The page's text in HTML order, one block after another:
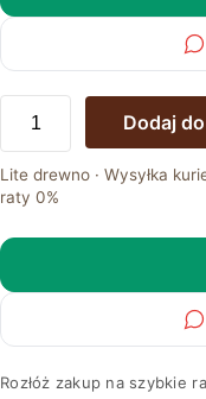
Stolik
na
Kwiaty
Klasyczny
Classico
Dodaj
Lite drewno · Wysyłka
raty 0%
Rozłóż zakup na szybkie